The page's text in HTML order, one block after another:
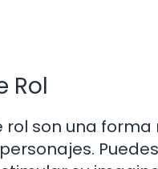
Rol
rol son una